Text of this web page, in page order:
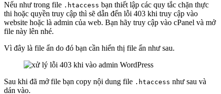
Nếu như trong file .htaccess bạn thiết lập các quy tắc chặn thực
thi hoặc quyền truy cập thì sẽ dẫn đến lỗi 403 khi truy cập vào
website hoặc là admin của web. Bạn hãy truy cập vào cPanel và mở
file này lên nhé.
Vì đây là file ẩn do đó bạn cần hiển thị file ẩn như sau.
Sau khi đã mở file bạn copy nội dung file .htaccess như sau và
dán vào.